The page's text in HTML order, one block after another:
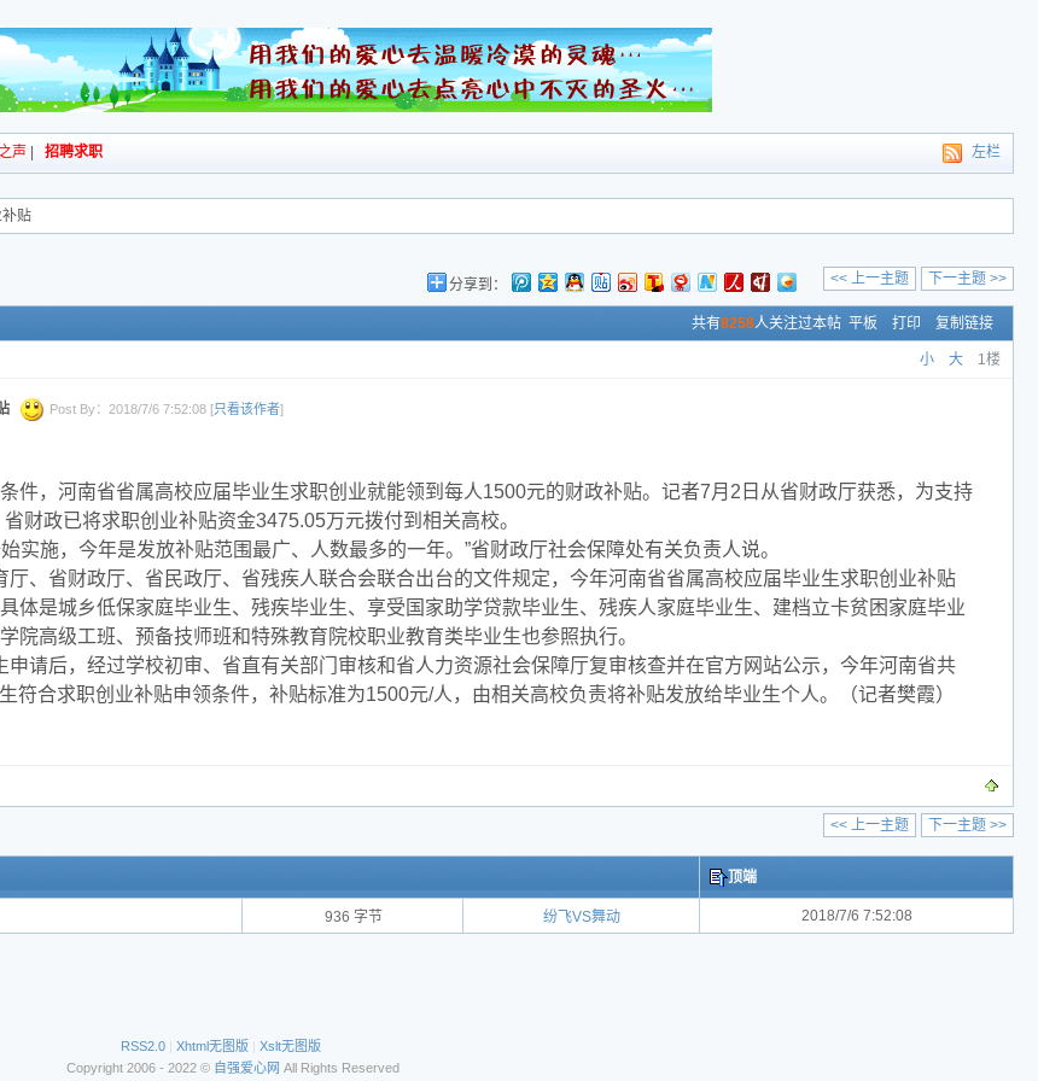
左栏
声 招聘求职
贴
下一主题 >>
<< 上一主题
分享到：
共有8258人关注过本帖 平板 打印 复制链接
小 大 1楼
Post By：2018/7/6 7:52:08 [只看该作者]
件，河南省省属高校应届毕业生求职创业就能领到每人1500元的财政补贴。记者7月2日从省财政厅获悉，为支持
财政已将求职创业补贴资金3475.05万元拨付到相关高校。
实施，今年是发放补贴范围最广、人数最多的一年。”省财政厅社会保障处有关负责人说。
厅、省财政厅、省民政厅、省残疾人联合会联合出台的文件规定，今年河南省省属高校应届毕业生求职创业补贴
体是城乡低保家庭毕业生、残疾毕业生、享受国家助学贷款毕业生、残疾人家庭毕业生、建档立卡贫困家庭毕业
院高级工班、预备技师班和特殊教育院校职业教育类毕业生也参照执行。
申请后，经过学校初审、省直有关部门审核和省人力资源社会保障厅复审核查并在官方网站公示，今年河南省共
符合求职创业补贴申领条件，补贴标准为1500元/人，由相关高校负责将补贴发放给毕业生个人。（记者樊霞）
下一主题 >>
<< 上一主题
顶端
936 字节 纷飞VS舞动 2018/7/6 7:52:08
RSS2.0 | Xhtml无图版 | Xslt无图版
Copyright 2006 - 2022 © 自强爱心网 All Rights Reserved